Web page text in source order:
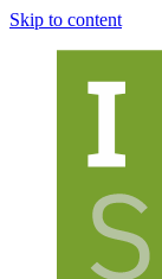
Skip to content